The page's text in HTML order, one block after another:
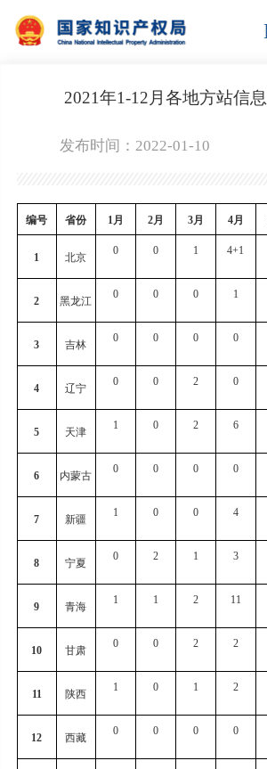
2021年1-12月各地方站信
发布时间：2022-01-10
编号 省份 1 月 2月 3月 4月
1 北京
0 0 1 4+1
2 黑龙江
0 0 0 1
3 吉林
0 0 0 0
4 辽宁
0 0 2 0
5 天津
1 0 2 6
6 内蒙古
0 0 0 0
7 新疆
1 0 0 4
8 宁夏
0 2 1 3
9 青海
1 1 2 11
10 甘肃
0 0 2 2
11 陕西
1 0 1 2
12 西藏
0 0 0 0